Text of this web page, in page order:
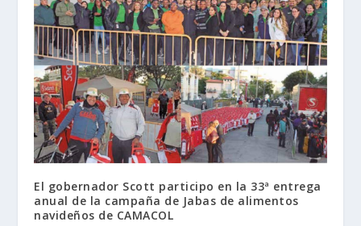
El gobernador Scott participo en la 33ª entrega
anual de la campaña de Jabas de alimentos
navideños de CAMACOL